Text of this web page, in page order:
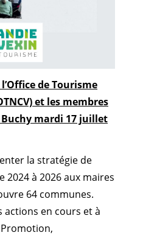
de Tourisme
et les membres
mardi 17 juillet
la stratégie de
à 2026 aux maires
64 communes.
actions en cours et à